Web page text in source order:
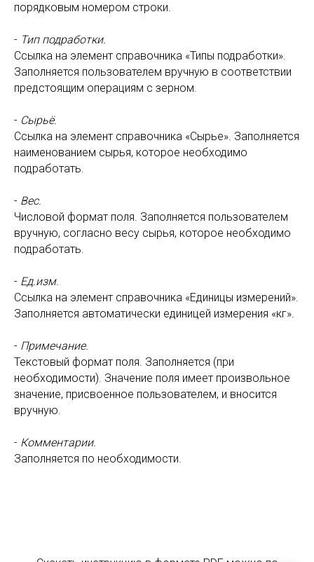
порядковым номером строки.
- Тип подработки.
Ссылка на элемент справочника «Типы подработки».
Заполняется пользователем вручную в соответствии
предстоящим операциям с зерном.
- Сырьё.
Ссылка на элемент справочника «Сырье». Заполняется
наименованием сырья, которое необходимо
подработать.
- Вес.
Числовой формат поля. Заполняется пользователем
вручную, согласно весу сырья, которое необходимо
подработать.
- Ед.изм.
Ссылка на элемент справочника «Единицы измерений».
Заполняется автоматически единицей измерения «кг».
- Примечание.
Текстовый формат поля. Заполняется (при
необходимости). Значение поля имеет произвольное
значение, присвоенное пользователем, и вносится
вручную.
- Комментарии.
Заполняется по необходимости.